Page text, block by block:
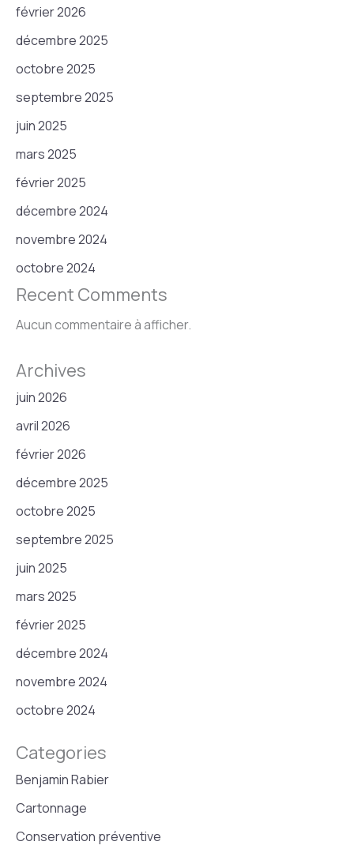
février 2026
décembre 2025
octobre 2025
septembre 2025
juin 2025
mars 2025
février 2025
décembre 2024
novembre 2024
octobre 2024
Recent Comments
Aucun commentaire à afficher.
Archives
juin 2026
avril 2026
février 2026
décembre 2025
octobre 2025
septembre 2025
juin 2025
mars 2025
février 2025
décembre 2024
novembre 2024
octobre 2024
Categories
Benjamin Rabier
Cartonnage
Conservation préventive